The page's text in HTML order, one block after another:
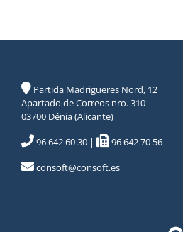
Partida Madrigueres Nord, 12
Apartado de Correos nro. 310
03700 Dénia (Alicante)
96 642 60 30 |
96 642 70 56
consoft@consoft.es